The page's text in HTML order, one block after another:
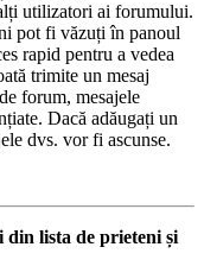
utilizatori ai forumului.
pot fi văzuți în panoul
rapid pentru a vedea
trimite un mesaj
forum, mesajele
Dacă adăugați un
dvs. vor fi ascunse.
din lista de prieteni și